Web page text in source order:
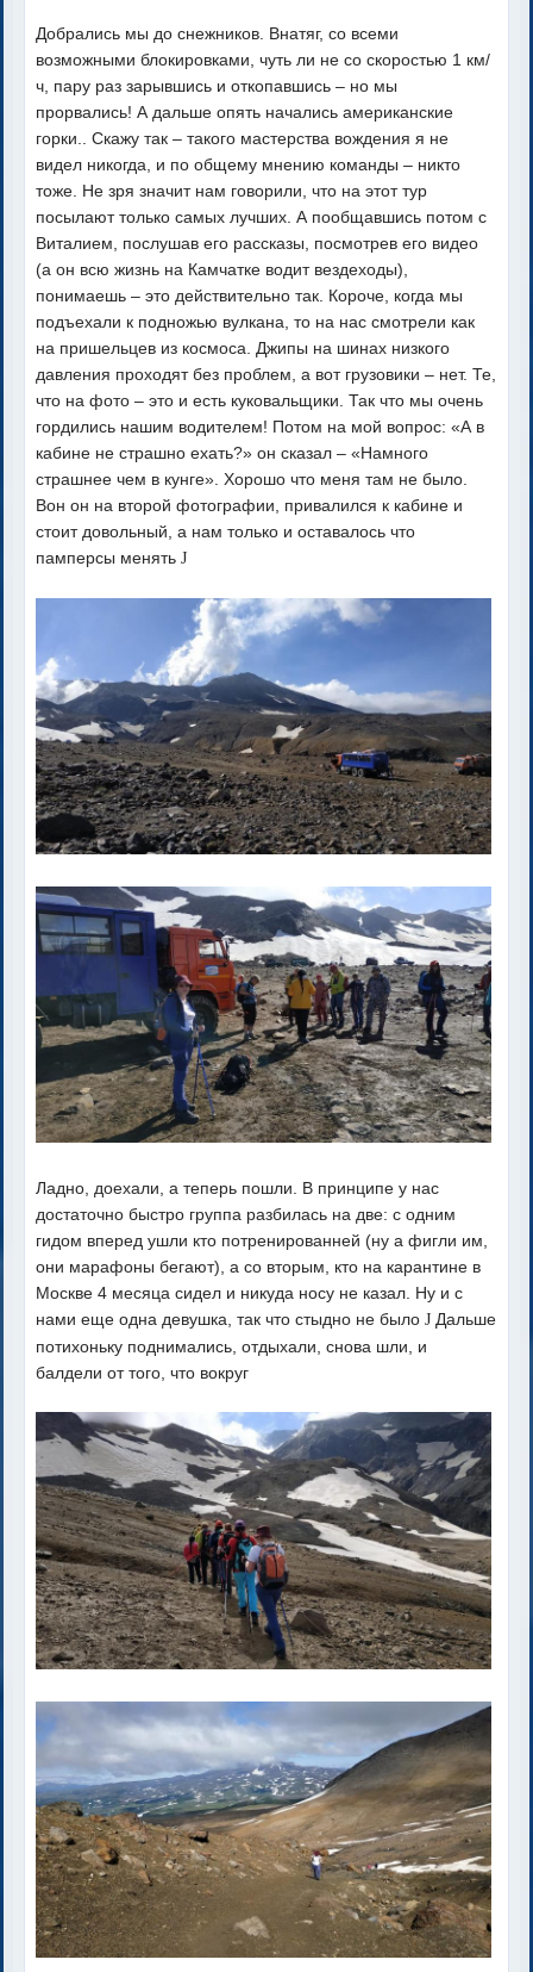
Добрались мы до снежников. Внатяг, со всеми
возможными блокировками, чуть ли не со скоростью 1 км/
ч, пару раз зарывшись и откопавшись – но мы
прорвались! А дальше опять начались американские
горки.. Скажу так – такого мастерства вождения я не
видел никогда, и по общему мнению команды – никто
тоже. Не зря значит нам говорили, что на этот тур
посылают только самых лучших. А пообщавшись потом с
Виталием, послушав его рассказы, посмотрев его видео
(а он всю жизнь на Камчатке водит вездеходы),
понимаешь – это действительно так. Короче, когда мы
подъехали к подножью вулкана, то на нас смотрели как
на пришельцев из космоса. Джипы на шинах низкого
давления проходят без проблем, а вот грузовики – нет. Те,
что на фото – это и есть куковальщики. Так что мы очень
гордились нашим водителем! Потом на мой вопрос: «А в
кабине не страшно ехать?» он сказал – «Намного
страшнее чем в кунге». Хорошо что меня там не было.
Вон он на второй фотографии, привалился к кабине и
стоит довольный, а нам только и оставалось что
памперсы менятьJ
Ладно, доехали, а теперь пошли. В принципе у нас
достаточно быстро группа разбилась на две: с одним
гидом вперед ушли кто потренированней (ну а фигли им,
они марафоны бегают), а со вторым, кто на карантине в
Москве 4 месяца сидел и никуда носу не казал. Ну и с
нами еще одна девушка, так что стыдно не былоJ Дальше
потихоньку поднимались, отдыхали, снова шли, и
балдели от того, что вокруг